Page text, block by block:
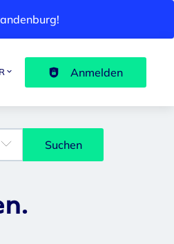
Anmelden
Suchen